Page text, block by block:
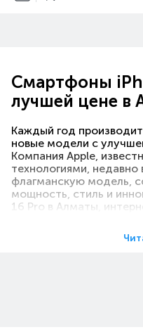
Смартфоны
лучшей цене в
Каждый год
новые модели с
Компания Apple,
технологиями,
флагманскую модель,
мощность, стиль и
16 Pro в Алматы,
с возможностью
заказать с доставкой.